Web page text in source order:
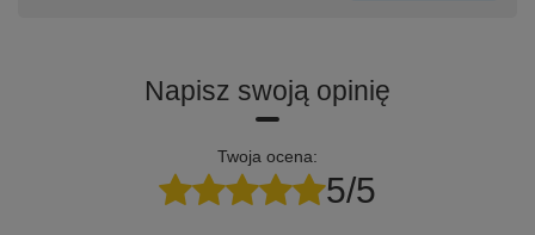
Napisz swoją opinię
Twoja ocena:
5/5